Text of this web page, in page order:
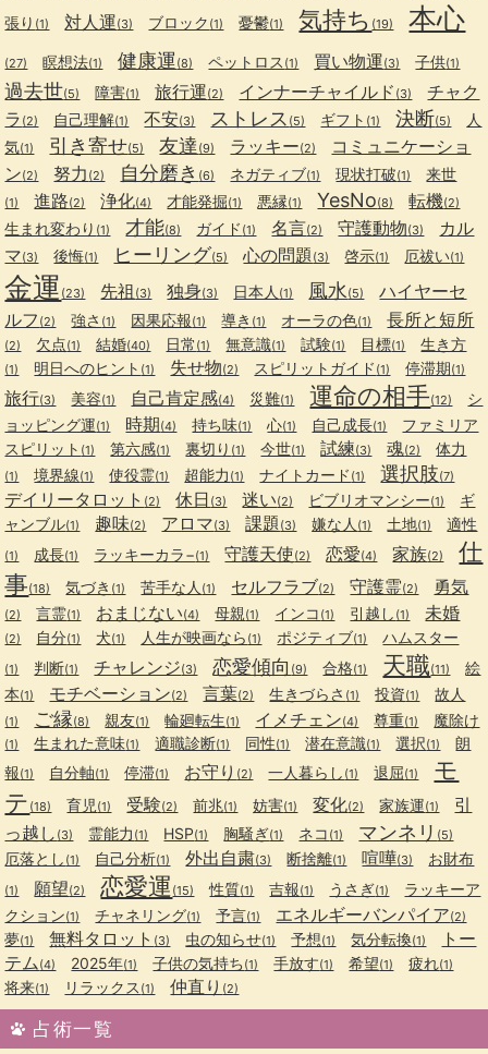
張り (1) 対人運(3) ブロック (1) 憂鬱(1) 気持ち (19) 本心
(27) 瞑想法(1) 健康運(8) ペットロス (1) 買い物運(3) 子供(1)
過去世(5) 障害(1) 旅行運(2) インナーチャイルド (3)
チャク
ラ (2) 自己理解(1) 不安(3) ストレス (5) ギフト (1) 決断(5)
人
気(1) 引き寄せ(5) 友達 (9) ラッキー(2)
コミュニケーショ
ン(2) 努力 (2) 自分磨き (6) ネガティブ(1) 現状打破(1) 来世
(1) 進路(2) 浄化(4) 才能発掘(1) 悪縁(1) YesNo(8) 転機(2)
生まれ変わり (1) 才能(8) ガイド (1) 名言(2) 守護動物(3)
カル
マ(3) 後悔(1) ヒーリング(5) 心の問題(3) 啓示(1) 厄祓い(1)
金運 (23) 先祖 (3) 独身(3) 日本人 (1) 風水(5)
ハイヤーセ
ルフ (2) 強さ (1) 因果応報(1) 導き (1) オーラの色(1) 長所と短所
(2) 欠点(1) 結婚(40) 日常 (1) 無意識(1) 試験(1) 目標(1) 生き方
(1) 明日へのヒント (1) 失せ物(2) スピリットガイド (1) 停滞期(1)
旅行(3) 美容(1) 自己肯定感(4) 災難(1) 運命の相手(12)
シ
ョッピング運(1) 時期(4) 持ち味(1) 心(1) 自己成長(1)
ファミリア
スピリット (1) 第六感(1) 裏切り (1) 今世(1) 試練(3) 魂(2) 体力
(1) 境界線(1) 使役霊(1) 超能力 (1) ナイトカード (1) 選択肢(7)
デイリータロット (2) 休日 (3) 迷い(2) ビブリオマンシー(1)
ギ
ャンブル(1) 趣味(2) アロマ(3) 課題(3) 嫌な人 (1) 土地(1) 適性
(1) 成長(1) ラッキーカラ−(1) 守護天使(2) 恋愛(4) 家族(2)
仕
事(18) 気づき (1) 苦手な人 (1) セルフラブ(2) 守護霊(2) 勇気
(2) 言霊(1) おまじない(4) 母親(1) インコ (1) 引越し (1) 未婚
(2) 自分(1) 犬(1) 人生が映画なら (1) ポジティブ(1) ハムスター
(1) 判断(1) チャレンジ(3) 恋愛傾向 (9) 合格(1) 天職(11)
絵
本(1) モチベーション(2) 言葉(2) 生きづらさ (1) 投資(1) 故人
(1) ご縁(8) 親友(1) 輪廻転生(1) イメチェン(4) 尊重(1) 魔除け
(1) 生まれた意味(1) 適職診断(1) 同性(1) 潜在意識(1) 選択(1)
朗
報(1) 自分軸(1) 停滞(1) お守り (2) 一人暮らし (1) 退屈(1)
モ
テ (18) 育児(1) 受験(2) 前兆(1) 妨害(1) 変化(2) 家族運(1)
引
っ越し (3) 霊能力 (1) HSP(1) 胸騒ぎ(1) ネコ (1) マンネリ (5)
厄落とし (1) 自己分析(1) 外出自粛(3) 断捨離(1) 喧嘩(3) お財布
(1) 願望(2) 恋愛運 (15) 性質(1) 吉報(1) うさぎ(1)
ラッキーア
クション(1) チャネリング(1) 予言(1) エネルギーバンパイア(2)
夢(1) 無料タロット (3) 虫の知らせ(1) 予想(1) 気分転換(1)
トー
テム(4) 2025年(1) 子供の気持ち(1) 手放す(1) 希望(1) 疲れ(1)
将来(1) リラックス (1) 仲直り (2)
占術一覧